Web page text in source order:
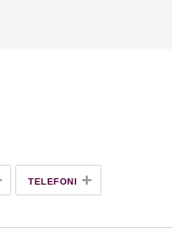
TELEFONI +